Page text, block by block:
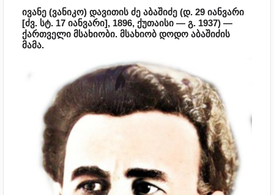
ივანე (ვანიკო) დავითის ძე აბაშიძე (დ. 29 იანვარი
[ძვ. სტ. 17 იანვარი], 1896, ქუთაისი — გ. 1937) —
ქართველი მსახიობი. მსახიობ დოდო აბაშიძის
მამა.